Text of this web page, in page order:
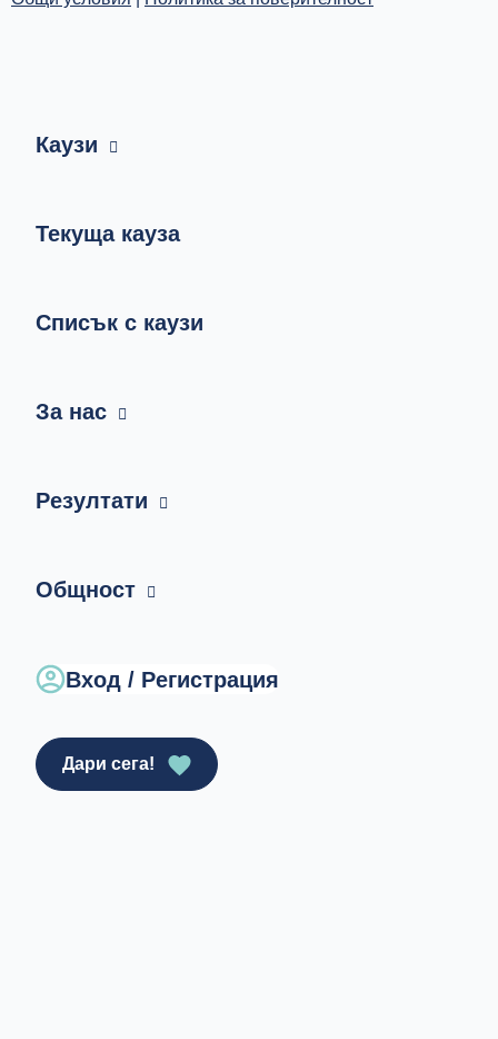
Каузи
Текуща кауза
Списък с каузи
За нас
Резултати
Общност
Вход / Регистрация
Дари сега!